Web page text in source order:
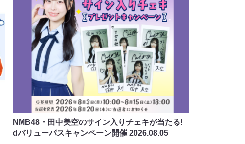
NMB48・田中美空のサイン入りチェキが当たる!
dバリューパスキャンペーン開催 2026.08.05